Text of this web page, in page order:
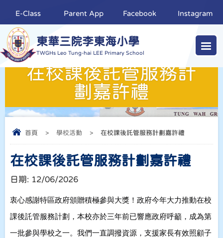
東華三院李東海小學
TWGHs Leo Tung-hai LEE Primary School
E-Class Parent App Facebook Instagram
在校課後託管服務計
劃嘉許禮
首頁 > 學校活動 > 在校課後託管服務計劃嘉許禮
在校課後託管服務計劃嘉許禮
日期: 12/06/2026
衷心感謝特區政府頒贈積極參與大獎！政府今年大力推動在校
課後託管服務計劃，本校亦於三年前已響應政府呼籲，成為第
一批參與學校之一。我們一直調撥資源，支援家長有效照顧子